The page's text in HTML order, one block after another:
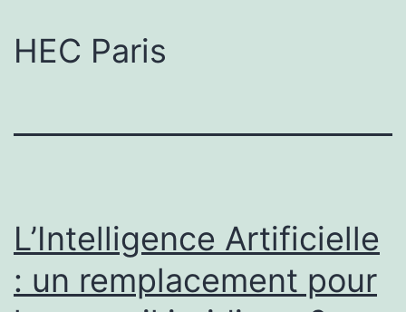
HEC Paris
L’Intelligence Artificielle
: un remplacement pour